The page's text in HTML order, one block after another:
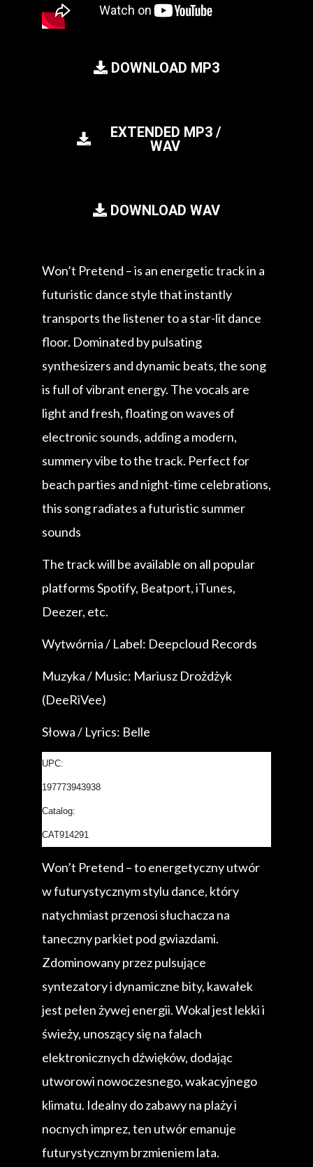
DOWNLOAD MP3
EXTENDED MP3 /
WAV
DOWNLOAD WAV
Won’t Pretend – is an energetic track in a
futuristic dance style that instantly
transports the listener to a star-lit dance
floor. Dominated by pulsating
synthesizers and dynamic beats, the song
is full of vibrant energy. The vocals are
light and fresh, floating on waves of
electronic sounds, adding a modern,
summery vibe to the track. Perfect for
beach parties and night-time celebrations,
this song radiates a futuristic summer
sounds
The track will be available on all popular
platforms Spotify, Beatport, iTunes,
Deezer, etc.
Wytwórnia / Label: Deepcloud Records
Muzyka / Music: Mariusz Drożdżyk
(DeeRiVee)
Słowa / Lyrics: Belle
UPC:
197773943938
Catalog:
CAT914291
Won’t Pretend – to energetyczny utwór
w futurystycznym stylu dance, który
natychmiast przenosi słuchacza na
taneczny parkiet pod gwiazdami.
Zdominowany przez pulsujące
syntezatory i dynamiczne bity, kawałek
jest pełen żywej energii. Wokal jest lekki i
świeży, unoszący się na falach
elektronicznych dźwięków, dodając
utworowi nowoczesnego, wakacyjnego
klimatu. Idealny do zabawy na plaży i
nocnych imprez, ten utwór emanuje
futurystycznym brzmieniem lata.